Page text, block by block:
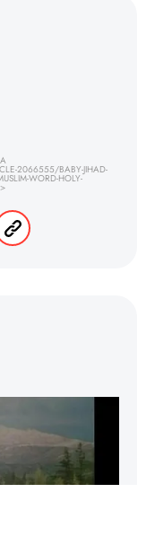
2066555/BABY-JIHAD-
WORD-HOLY-